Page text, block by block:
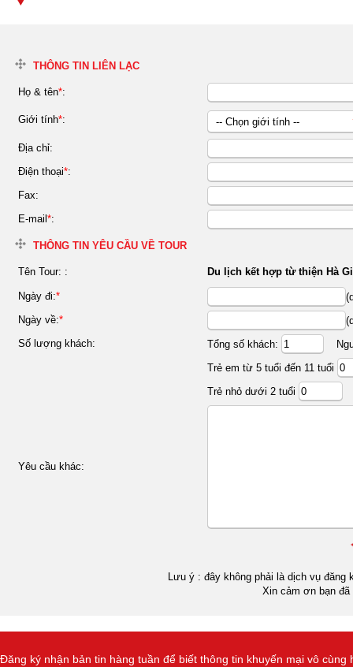
THÔNG TIN LIÊN LẠC
Họ & tên*:
Giới tính*:
-- Chọn giới tính --
Địa chỉ:
Điện thoại*:
Fax:
E-mail *:
THÔNG TIN YÊU CẦU VỀ TOUR
Tên Tour: : Du lịch kết hợp từ thiện Hà
Ngày đi:*
Ngày về:*
Số lượng khách:
Tổng số khách:
Trẻ em từ 5 tuổi đến 11 tuổi
Trẻ nhỏ dưới 2 tuổi
Yêu cầu khác:
Lưu ý : đây không phải là dịch vụ
Xin cảm ơn bạn đã
Đăng ký nhận bản tin hàng tuần để biết thông tin khuyến mại vô cùng